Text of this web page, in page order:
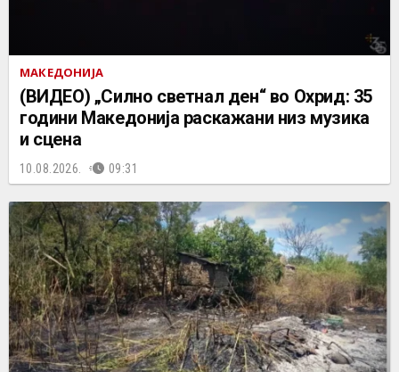
МАКЕДОНИЈА
(ВИДЕО) „Силно светнал ден“ во Охрид: 35
години Македонија раскажани низ музика
и сцена
10.08.2026. 09:31